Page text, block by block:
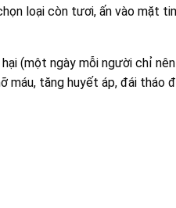
loại còn tươi, ấn vào mặt
(một ngày mỗi người chỉ
tăng huyết áp, đái tháo